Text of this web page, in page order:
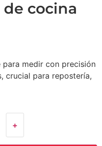
de cocina
medir con precisión
crucial para repostería,
+